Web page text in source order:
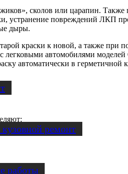
ремонт
работы
сколов или царапин. Также
устранение повреждений ЛКП
дыры.
краски к новой, а также при
автомобилями моделей
автоматически в герметичной